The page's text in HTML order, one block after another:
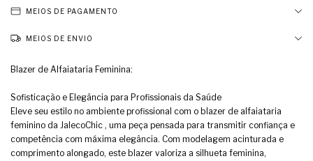
MEIOS DE PAGAMENTO
MEIOS DE ENVIO
Blazer de Alfaiataria Feminina:
Sofisticação e Elegância para Profissionais da Saúde
Eleve seu estilo no ambiente profissional com o blazer de alfaiataria
feminino da JalecoChic , uma peça pensada para transmitir confiança e
competência com máxima elegância. Com modelagem acinturada e
comprimento alongado, este blazer valoriza a silhueta feminina,